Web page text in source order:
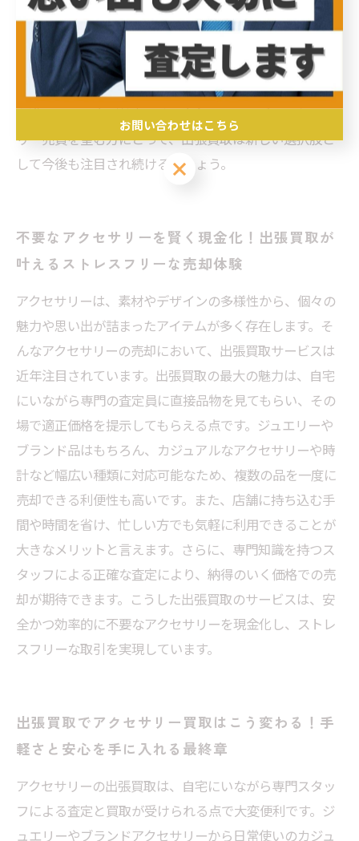
「専門スタッフがその場で丁寧に査定してくれるので安
心」といった声が多く、売買の透明性と効率性が実感さ
れています。また、出張買取は忙しい現代人にとって時
間の節約にも繋がり、自宅でゆっくり相談しながら取引
を進められる点が魅力です。安心でスムーズなアクセサ
リー売買を望む方にとって、出張買取は新しい選択肢と
して今後も注目され続けるでしょう。
不要なアクセサリーを賢く現金化！出張買取が
叶えるストレスフリーな売却体験
アクセサリーは、素材やデザインの多様性から、個々の
魅力や思い出が詰まったアイテムが多く存在します。そ
んなアクセサリーの売却において、出張買取サービスは
近年注目されています。出張買取の最大の魅力は、自宅
にいながら専門の査定員に直接品物を見てもらい、その
場で適正価格を提示してもらえる点です。ジュエリーや
ブランド品はもちろん、カジュアルなアクセサリーや時
計など幅広い種類に対応可能なため、複数の品を一度に
売却できる利便性も高いです。また、店舗に持ち込む手
間や時間を省け、忙しい方でも気軽に利用できることが
大きなメリットと言えます。さらに、専門知識を持つス
タッフによる正確な査定により、納得のいく価格での売
却が期待できます。こうした出張買取のサービスは、安
全かつ効率的に不要なアクセサリーを現金化し、ストレ
スフリーな取引を実現しています。
出張買取でアクセサリー買取はこう変わる！手
軽さと安心を手に入れる最終章
アクセサリーの出張買取は、自宅にいながら専門スタッ
フによる査定と買取が受けられる点で大変便利です。ジ
ュエリーやブランドアクセサリーから日常使いのカジュ
お問い合わせはこちら
お問い合わせはこちら